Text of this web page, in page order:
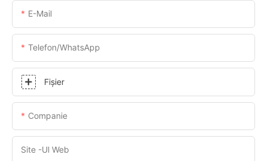
E-Mail
Telefon/WhatsApp
Fişier
Companie
Site -ul Web